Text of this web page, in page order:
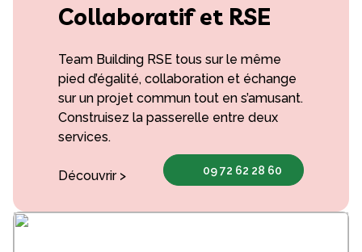
Collaboratif et RSE
Team Building RSE tous sur le même
pied d’égalité, collaboration et échange
sur un projet commun tout en s’amusant.
Construisez la passerelle entre deux
services.
Découvrir > 09 72 62 28 60